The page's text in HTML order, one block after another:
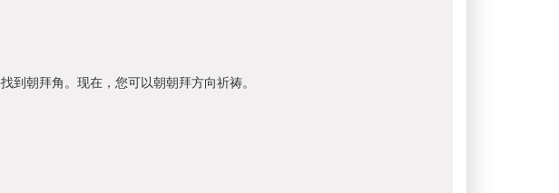
朝拜角。现在，您可以朝朝拜方向祈祷。